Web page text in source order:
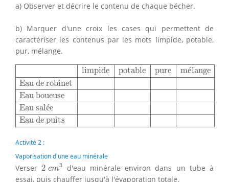
a) Observer et décrire le contenu de chaque bécher.
b) Marquer d'une croix les cases qui permettent de
caractériser les contenus par les mots limpide, potable,
pur, mélange.
limpide potable pure mélange
Eau de robinet
Eau boueuse
Eau salée
Eau de puits
limpidepotablepuremélangeEau de robinetEau
Activité 2 :
Vaporisation d'une eau minérale
Verser 2 cm3
2 3 d'eau minérale environ dans un tube à
essai, puis chauffer jusqu'à l'évaporation totale.